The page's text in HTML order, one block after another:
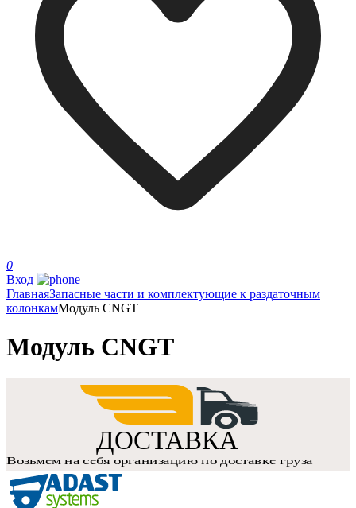
0
Вход
ГлавнаяЗапасные части и комплектующие к раздаточным
колонкамМодуль CNGT
Модуль CNGT